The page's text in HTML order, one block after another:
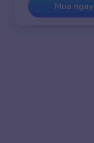
Mua ngay